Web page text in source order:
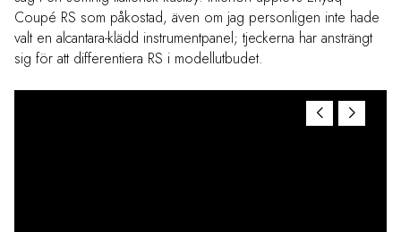
Coupé RS som påkostad, även om jag personligen inte hade
valt en alcantara-klädd instrumentpanel; tjeckerna har ansträngt
sig för att differentiera RS i modellutbudet.